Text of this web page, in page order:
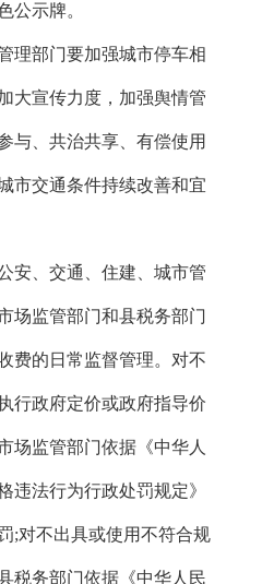
公示牌。
理部门要加强城市停车相
大宣传力度，加强舆情管
与、共治共享、有偿使用
市交通条件持续改善和宜
安、交通、住建、城市管
场监管部门和县税务部门
费的日常监督管理。对不
行政府定价或政府指导价
场监管部门依据《中华人
违法行为行政处罚规定》
;对不出具或使用不符合规
税务部门依据《中华人民